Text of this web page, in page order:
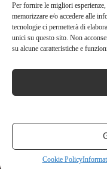
Per fornire le migliori
memorizzare e/o accedere alle
tecnologie ci permetterà di
unici su questo sito. Non
su alcune caratteristiche e
Cookie Policy